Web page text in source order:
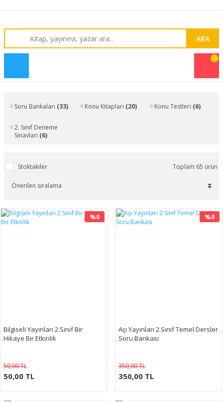
ARA
Soru Bankaları (33) Konu Kitapları (20) Konu Testleri (6)
2. Sınıf Deneme
Sınavları (6)
Stoktakiler Toplam 65 ürün
%0
Bilgiseli Yayınları 2.Sınıf Bir
Hikaye Bir Etkinlik
50,00 TL
50,00 TL
%0
Açı Yayınları 2.Sınıf Temel Dersler
Soru Bankası
350,00 TL
350,00 TL